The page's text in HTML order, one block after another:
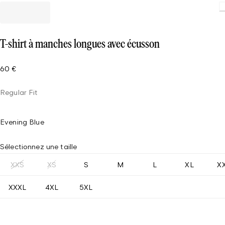
T-shirt à manches longues avec écusson
60 €
Regular Fit
Evening Blue
Sélectionnez une taille
XXS XS S M L XL
XXXL 4XL 5XL